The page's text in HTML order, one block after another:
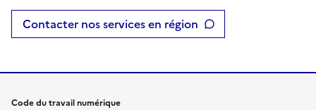
Contacter nos services en région
Code du travail numérique